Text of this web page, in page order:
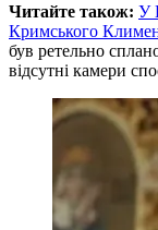
Читайте також: У
Кримського
був ретельно
відсутні камери